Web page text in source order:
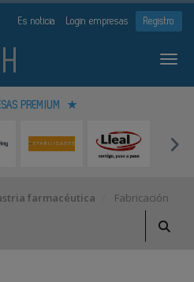
Es noticia Login empresas Registro
PREMIUM
farmacéutica Fabricación